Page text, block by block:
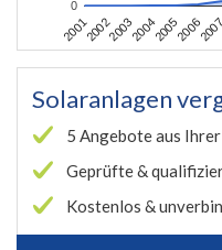
200120022003200420052006
0
Solaranlagen
5 Angebote aus
Geprüfte &
Kostenlos &